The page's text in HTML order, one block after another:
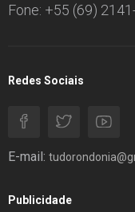
Fone: +55 (69)
Redes Sociais
E-mail:
Publicidade